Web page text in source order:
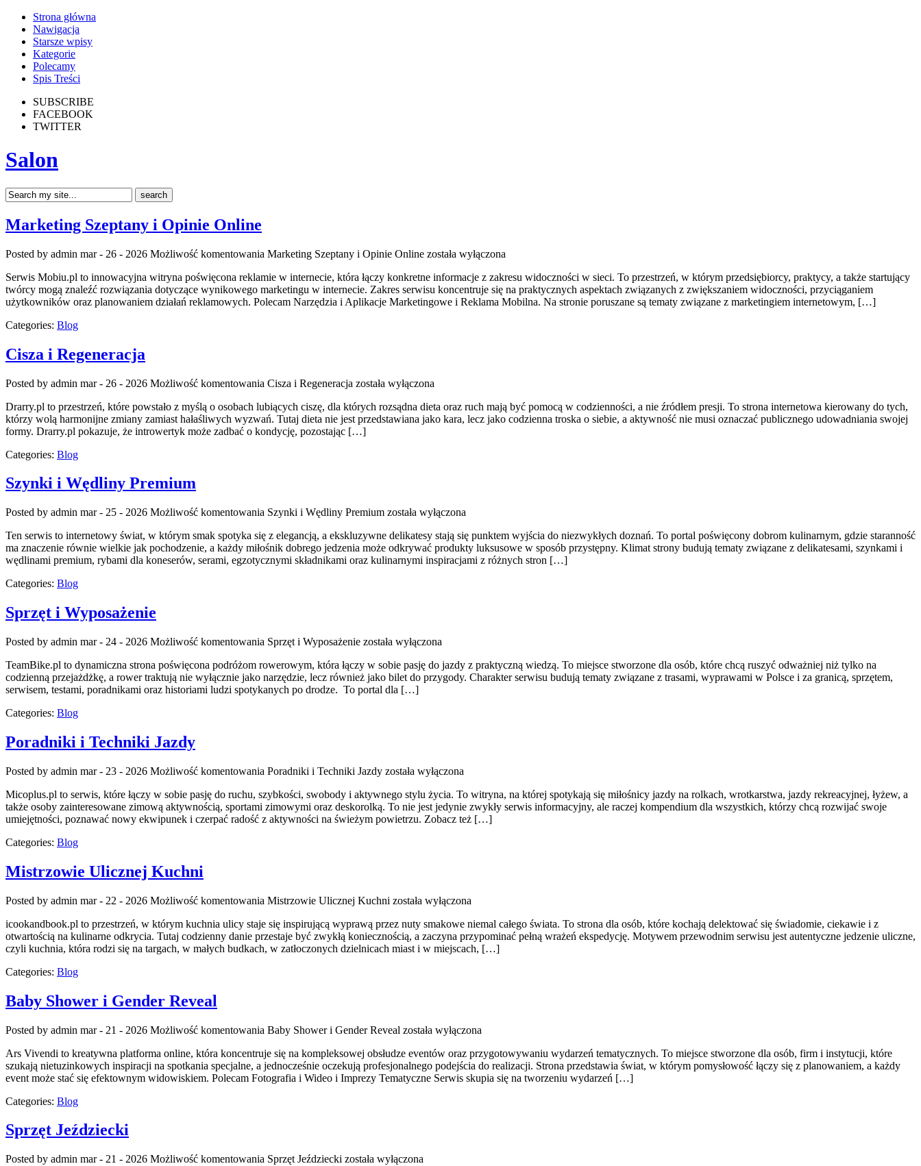
Strona główna
Nawigacja
Starsze wpisy
Kategorie
Polecamy
Spis Treści
SUBSCRIBE
FACEBOOK
TWITTER
Salon
Marketing Szeptany i Opinie Online
Posted by admin mar - 26 - 2026 Możliwość komentowania Marketing Szeptany i Opinie Online została wyłączona
Serwis Mobiu.pl to innowacyjna witryna poświęcona reklamie w internecie, która łączy konkretne informacje z zakresu widoczności w sieci. To przestrzeń, w którym przedsiębiorcy, praktycy, a także startujący
twórcy mogą znaleźć rozwiązania dotyczące wynikowego marketingu w internecie. Zakres serwisu koncentruje się na praktycznych aspektach związanych z zwiększaniem widoczności, przyciąganiem
użytkowników oraz planowaniem działań reklamowych. Polecam Narzędzia i Aplikacje Marketingowe i Reklama Mobilna. Na stronie poruszane są tematy związane z marketingiem internetowym, […]
Categories: Blog
Cisza i Regeneracja
Posted by admin mar - 26 - 2026 Możliwość komentowania Cisza i Regeneracja została wyłączona
Drarry.pl to przestrzeń, które powstało z myślą o osobach lubiących ciszę, dla których rozsądna dieta oraz ruch mają być pomocą w codzienności, a nie źródłem presji. To strona internetowa kierowany do tych,
którzy wolą harmonijne zmiany zamiast hałaśliwych wyzwań. Tutaj dieta nie jest przedstawiana jako kara, lecz jako codzienna troska o siebie, a aktywność nie musi oznaczać publicznego udowadniania swojej
formy. Drarry.pl pokazuje, że introwertyk może zadbać o kondycję, pozostając […]
Categories: Blog
Szynki i Wędliny Premium
Posted by admin mar - 25 - 2026 Możliwość komentowania Szynki i Wędliny Premium została wyłączona
Ten serwis to internetowy świat, w którym smak spotyka się z elegancją, a ekskluzywne delikatesy stają się punktem wyjścia do niezwykłych doznań. To portal poświęcony dobrom kulinarnym, gdzie staranność
ma znaczenie równie wielkie jak pochodzenie, a każdy miłośnik dobrego jedzenia może odkrywać produkty luksusowe w sposób przystępny. Klimat strony budują tematy związane z delikatesami, szynkami i
wędlinami premium, rybami dla koneserów, serami, egzotycznymi składnikami oraz kulinarnymi inspiracjami z różnych stron […]
Categories: Blog
Sprzęt i Wyposażenie
Posted by admin mar - 24 - 2026 Możliwość komentowania Sprzęt i Wyposażenie została wyłączona
TeamBike.pl to dynamiczna strona poświęcona podróżom rowerowym, która łączy w sobie pasję do jazdy z praktyczną wiedzą. To miejsce stworzone dla osób, które chcą ruszyć odważniej niż tylko na
codzienną przejażdżkę, a rower traktują nie wyłącznie jako narzędzie, lecz również jako bilet do przygody. Charakter serwisu budują tematy związane z trasami, wyprawami w Polsce i za granicą, sprzętem,
serwisem, testami, poradnikami oraz historiami ludzi spotykanych po drodze. To portal dla […]
Categories: Blog
Poradniki i Techniki Jazdy
Posted by admin mar - 23 - 2026 Możliwość komentowania Poradniki i Techniki Jazdy została wyłączona
Micoplus.pl to serwis, które łączy w sobie pasję do ruchu, szybkości, swobody i aktywnego stylu życia. To witryna, na której spotykają się miłośnicy jazdy na rolkach, wrotkarstwa, jazdy rekreacyjnej, łyżew, a
także osoby zainteresowane zimową aktywnością, sportami zimowymi oraz deskorolką. To nie jest jedynie zwykły serwis informacyjny, ale raczej kompendium dla wszystkich, którzy chcą rozwijać swoje
umiejętności, poznawać nowy ekwipunek i czerpać radość z aktywności na świeżym powietrzu. Zobacz też […]
Categories: Blog
Mistrzowie Ulicznej Kuchni
Posted by admin mar - 22 - 2026 Możliwość komentowania Mistrzowie Ulicznej Kuchni została wyłączona
icookandbook.pl to przestrzeń, w którym kuchnia ulicy staje się inspirującą wyprawą przez nuty smakowe niemal całego świata. To strona dla osób, które kochają delektować się świadomie, ciekawie i z
otwartością na kulinarne odkrycia. Tutaj codzienny danie przestaje być zwykłą koniecznością, a zaczyna przypominać pełną wrażeń ekspedycję. Motywem przewodnim serwisu jest autentyczne jedzenie uliczne,
czyli kuchnia, która rodzi się na targach, w małych budkach, w zatłoczonych dzielnicach miast i w miejscach, […]
Categories: Blog
Baby Shower i Gender Reveal
Posted by admin mar - 21 - 2026 Możliwość komentowania Baby Shower i Gender Reveal została wyłączona
Ars Vivendi to kreatywna platforma online, która koncentruje się na kompleksowej obsłudze eventów oraz przygotowywaniu wydarzeń tematycznych. To miejsce stworzone dla osób, firm i instytucji, które
szukają nietuzinkowych inspiracji na spotkania specjalne, a jednocześnie oczekują profesjonalnego podejścia do realizacji. Strona przedstawia świat, w którym pomysłowość łączy się z planowaniem, a każdy
event może stać się efektownym widowiskiem. Polecam Fotografia i Wideo i Imprezy Tematyczne Serwis skupia się na tworzeniu wydarzeń […]
Categories: Blog
Sprzęt Jeździecki
Posted by admin mar - 21 - 2026 Możliwość komentowania Sprzęt Jeździecki została wyłączona